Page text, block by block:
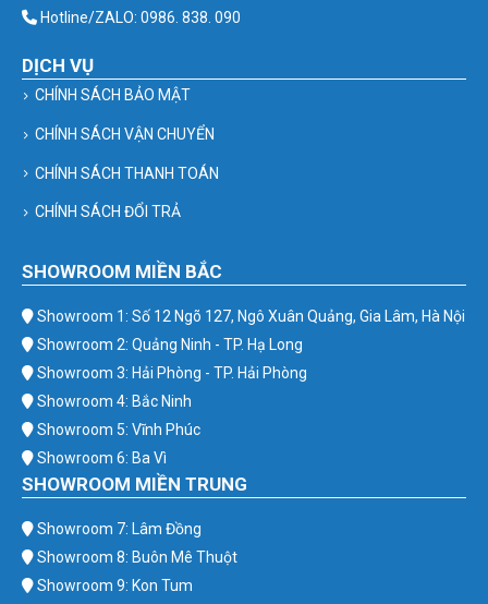
Hotline/ZALO: 0986. 838. 090
DỊCH VỤ
CHÍNH SÁCH BẢO MẬT
CHÍNH SÁCH VẬN CHUYỂN
CHÍNH SÁCH THANH TOÁN
CHÍNH SÁCH ĐỔI TRẢ
SHOWROOM MIỀN BẮC
Showroom 1: Số 12 Ngõ 127, Ngô Xuân Quảng, Gia Lâm, Hà Nội
Showroom 2: Quảng Ninh - TP. Hạ Long
Showroom 3: Hải Phòng - TP. Hải Phòng
Showroom 4: Bắc Ninh
Showroom 5: Vĩnh Phúc
Showroom 6: Ba Vì
SHOWROOM MIỀN TRUNG
Showroom 7: Lâm Đồng
Showroom 8: Buôn Mê Thuột
Showroom 9: Kon Tum